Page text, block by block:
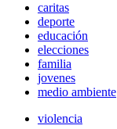
caritas
deporte
educación
elecciones
familia
jovenes
medio ambiente
violencia